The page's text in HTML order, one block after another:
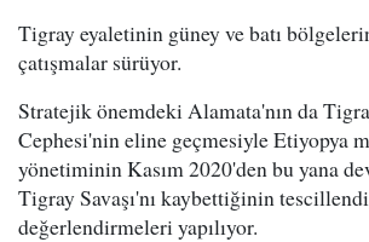
Tigray eyaletinin güney ve batı
çatışmalar sürüyor.
Stratejik önemdeki Alamata'nın da
Cephesi'nin eline geçmesiyle Etiyopya
yönetiminin Kasım 2020'den bu yana
Tigray Savaşı'nı kaybettiğinin
değerlendirmeleri yapılıyor.